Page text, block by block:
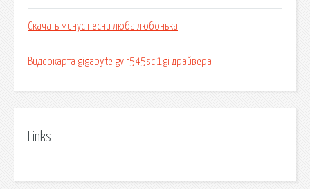
Скачать минус песни люба любонька
Видеокарта gigabyte gv r545sc 1gi драйвера
Links